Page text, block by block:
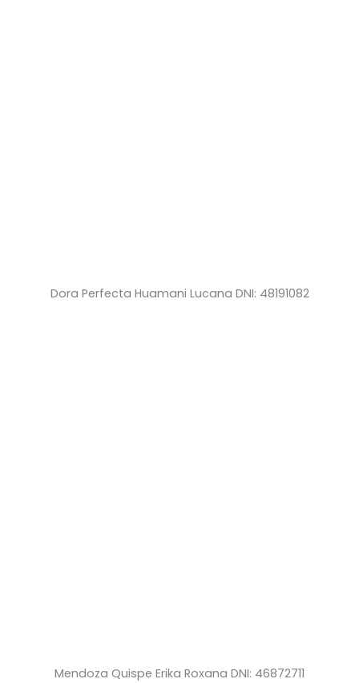
Dora Perfecta Huamani Lucana DNI: 48191082
Mendoza Quispe Erika Roxana DNI: 46872711